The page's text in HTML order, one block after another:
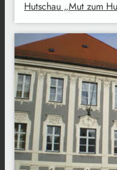
Hutschau „Mut zum